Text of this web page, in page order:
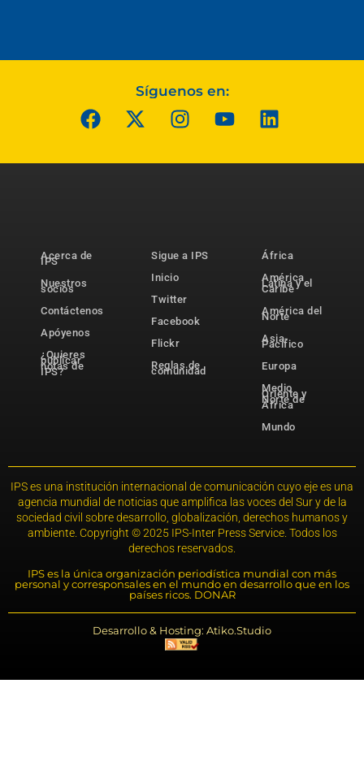
Síguenos en:
Acerca de
IPS
Nuestros
socios
Contáctenos
Apóyenos
¿Quieres
publicar
notas de
IPS?
Sigue a IPS
Inicio
Twitter
Facebook
Flickr
Reglas de
comunidad
África
América
Latina y el
Caribe
América del
Norte
Asia-
Pacífico
Europa
Medio
Oriente y
Norte de
África
Mundo
IPS es una institución internacional de comunicación cuyo eje es una
agencia mundial de noticias que amplifica las voces del Sur y de la
sociedad civil sobre desarrollo, globalización, derechos humanos y
ambiente. Copyright © 2025 IPS-Inter Press Service. Todos los
derechos reservados.
IPS es la única organización periodística mundial con más
personal y corresponsales en el mundo en desarrollo que en los
países ricos. DONAR
Desarrollo & Hosting: Atiko.Studio